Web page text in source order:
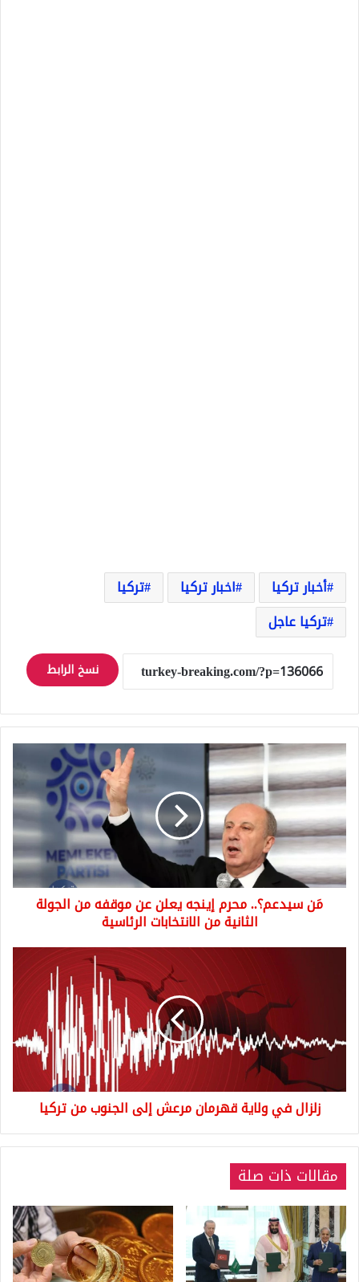
أخبار تركيا اخبار تركيا
تركيا
تركيا عاجل
نسخ الرابط
مَن
سيدعم؟..
محرم
إينجه
يعلن
عن
موقفه
من
الجولة
الثانية
الرئاسية
مَن سيدعم؟.. محرم إينجه يعلن عن موقفه من الجولة
الثانية من الانتخابات الرئاسية
إلى
الجنوب
تركيا
زلزال في ولاية قهرمان مرعش إلى الجنوب من تركيا
مقالات ذات صلة